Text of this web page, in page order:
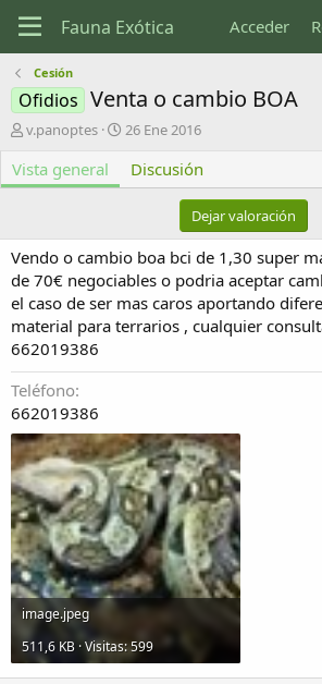
Acceder
Cesión
Ofidios Venta o cambio BOA
A
t
o
v.panoptes
F
h
c
r
e
a
26 Ene 2016
Vista general Discusión
Dejar valoración
Vendo o cambio boa bci de 1,30 super
de 70€ negociables o podria aceptar
el caso de ser mas caros aportando
material para terrarios , cualquier
662019386
Teléfono
662019386
image.jpeg
511,6 KB · Visitas: 599